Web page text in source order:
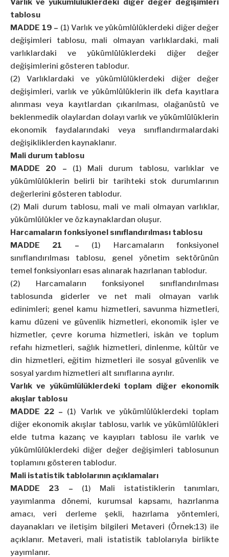
Varlık ve yükümlülüklerdeki diğer değer değişimleri
tablosu
MADDE 19 – (1) Varlık ve yükümlülüklerdeki diğer değer
değişimleri tablosu, mali olmayan varlıklardaki, mali
varlıklardaki ve yükümlülüklerdeki diğer değer
değişimlerini gösteren tablodur.
(2) Varlıklardaki ve yükümlülüklerdeki diğer değer
değişimleri, varlık ve yükümlülüklerin ilk defa kayıtlara
alınması veya kayıtlardan çıkarılması, olağanüstü ve
beklenmedik olaylardan dolayı varlık ve yükümlülüklerin
ekonomik faydalarındaki veya sınıflandırmalardaki
değişikliklerden kaynaklanır.
Mali durum tablosu
MADDE 20 – (1) Mali durum tablosu, varlıklar ve
yükümlülüklerin belirli bir tarihteki stok durumlarının
değerlerini gösteren tablodur.
(2) Mali durum tablosu, mali ve mali olmayan varlıklar,
yükümlülükler ve öz kaynaklardan oluşur.
Harcamaların fonksiyonel sınıflandırılması tablosu
MADDE 21 – (1) Harcamaların fonksiyonel
sınıflandırılması tablosu, genel yönetim sektörünün
temel fonksiyonları esas alınarak hazırlanan tablodur.
(2) Harcamaların fonksiyonel sınıflandırılması
tablosunda giderler ve net mali olmayan varlık
edinimleri; genel kamu hizmetleri, savunma hizmetleri,
kamu düzeni ve güvenlik hizmetleri, ekonomik işler ve
hizmetler, çevre koruma hizmetleri, iskân ve toplum
refahı hizmetleri, sağlık hizmetleri, dinlenme, kültür ve
din hizmetleri, eğitim hizmetleri ile sosyal güvenlik ve
sosyal yardım hizmetleri alt sınıflarına ayrılır.
Varlık ve yükümlülüklerdeki toplam diğer ekonomik
akışlar tablosu
MADDE 22 – (1) Varlık ve yükümlülüklerdeki toplam
diğer ekonomik akışlar tablosu, varlık ve yükümlülükleri
elde tutma kazanç ve kayıpları tablosu ile varlık ve
yükümlülüklerdeki diğer değer değişimleri tablosunun
toplamını gösteren tablodur.
Mali istatistik tablolarının açıklamaları
MADDE 23 – (1) Mali istatistiklerin tanımları,
yayımlanma dönemi, kurumsal kapsamı, hazırlanma
amacı, veri derleme şekli, hazırlama yöntemleri,
dayanakları ve iletişim bilgileri Metaveri (Örnek:13) ile
açıklanır. Metaveri, mali istatistik tablolarıyla birlikte
yayımlanır.